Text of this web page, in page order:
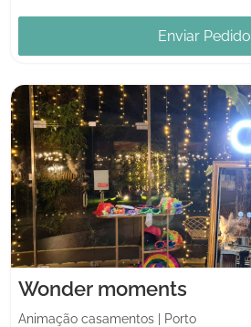
Enviar Pedido
Wonder moments
Animação casamentos Porto